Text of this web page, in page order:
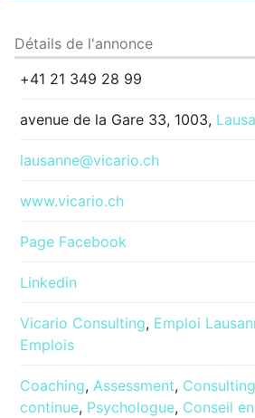
Détails de l'annonce
+41 21 349 28 99
avenue de la Gare 33, 1003,
lausanne@vicario.ch
www.vicario.ch
Page Facebook
Linkedin
Vicario Consulting, Emploi
Emplois
Coaching, Assessment, Consulting
continue, Psychologue, Conseil